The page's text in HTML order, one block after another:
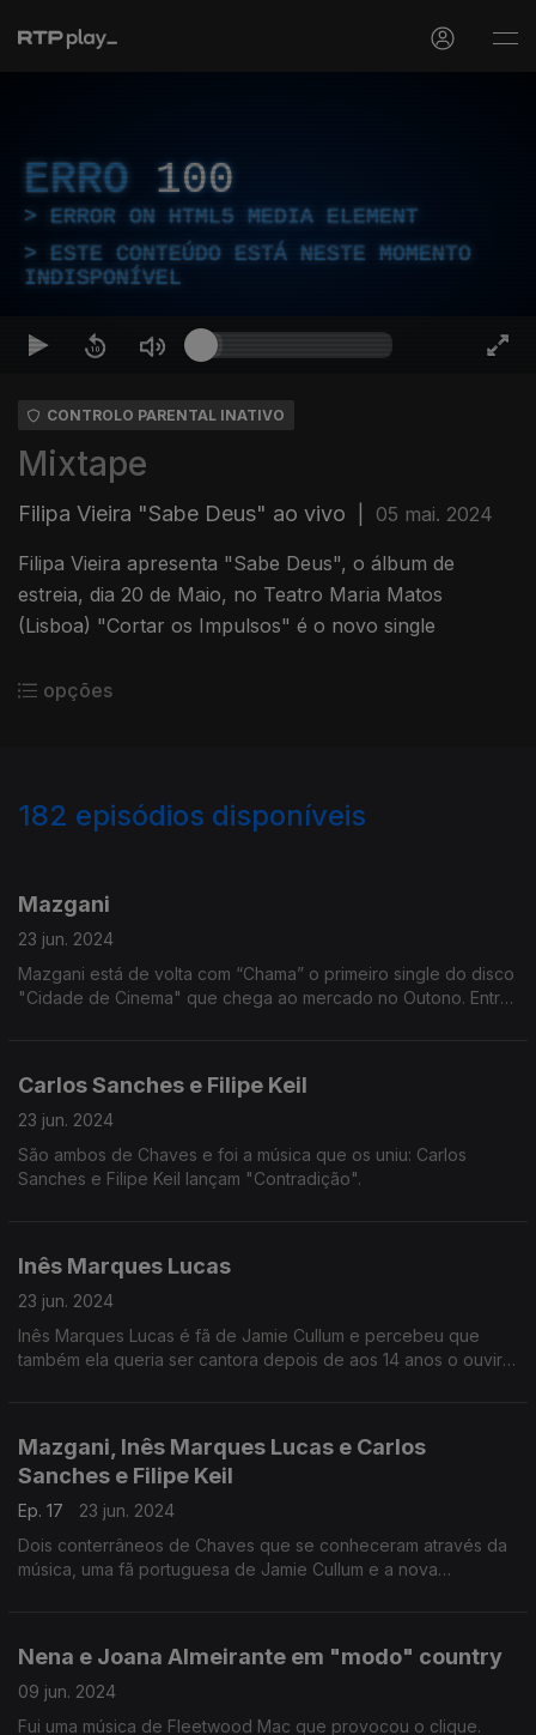
ERRO 100
ERROR ON HTML5 MEDIA ELEMENT
ESTE CONTEÚDO ESTÁ NESTE MOMENTO
INDISPONÍVEL
CONTROLO PARENTAL INATIVO
Mixtape
Filipa Vieira "Sabe Deus" ao vivo 05 mai. 2024
Filipa Vieira apresenta "Sabe Deus", o álbum de
estreia, dia 20 de Maio, no Teatro Maria Matos
(Lisboa) "Cortar os Impulsos" é o novo single
opções
182 episódios disponíveis
Mazgani
23 jun. 2024
Mazgani está de volta com “Chama” o primeiro single do disco
"Cidade de Cinema" que chega ao mercado no Outono. Entre
Carlos Sanches e Filipe Keil
23 jun. 2024
São ambos de Chaves e foi a música que os uniu: Carlos
Sanches e Filipe Keil lançam "Contradição".
Inês Marques Lucas
23 jun. 2024
Inês Marques Lucas é fã de Jamie Cullum e percebeu que
também ela queria ser cantora depois de aos 14 anos o ouvir
Mazgani, Inês Marques Lucas e Carlos
Sanches e Filipe Keil
Ep. 17
23 jun. 2024
Dois conterrâneos de Chaves que se conheceram através da
música, uma fã portuguesa de Jamie Cullum e a nova
Nena e Joana Almeirante em "modo" country
09 jun. 2024
Fui uma música de Fleetwood Mac que provocou o clique.